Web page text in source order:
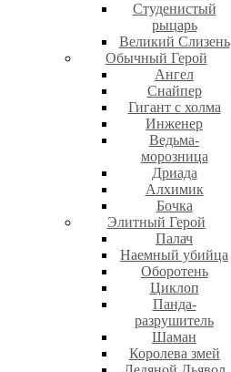
Студенистый
рыцарь
Великий Слизень
Обычный Герой
Ангел
Снайпер
Гигант с холма
Инженер
Ведьма-
морозница
Дриада
Алхимик
Бочка
Элитный Герой
Палач
Наемный убийца
Оборотень
Циклоп
Панда-
разрушитель
Шаман
Королева змей